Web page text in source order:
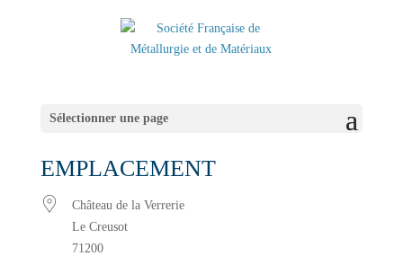
Sélectionner une page
EMPLACEMENT
Château de la Verrerie
Le Creusot
71200